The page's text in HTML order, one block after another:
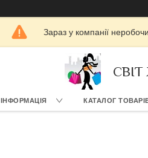
Зараз у компанії
ІНФОРМАЦІЯ КАТАЛОГ